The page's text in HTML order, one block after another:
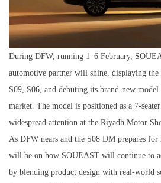
During DFW, running 1–6 February,
automotive partner will shine, displaying the
S09, S06, and debuting its brand-new
market. The model is positioned as a 7-
widespread attention at the Riyadh Motor
As DFW nears and the S08 DM prepares
will be on how SOUEAST will continue to
by blending product design with real-world